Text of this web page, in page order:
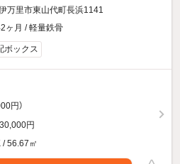
万里市東山代町長浜1141
ヶ月 / 軽量鉄骨
ボックス
円）
30,000円
/ 56.67㎡